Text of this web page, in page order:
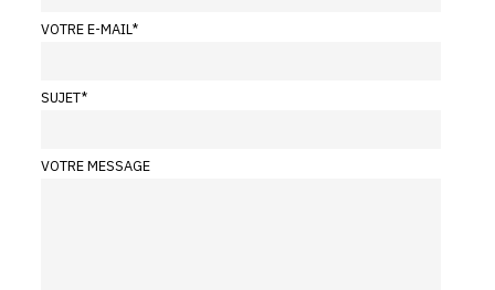
VOTRE E-MAIL*
SUJET*
VOTRE MESSAGE